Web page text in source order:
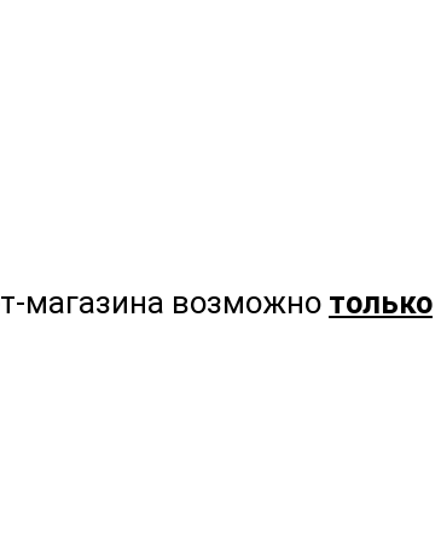
магазина возможно только